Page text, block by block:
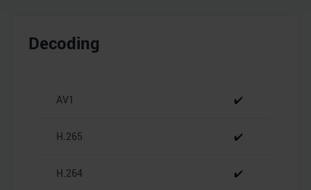
zu können und die Zugriffe auf unsere Website zu
soziale Medien, Werbung und Analysen weiter. Unsere
haben oder die sie im Rahmen Ihrer Nutzung der Dienste
Decoding
AV1 ✔️
H.265 ✔️
H.264 ✔️